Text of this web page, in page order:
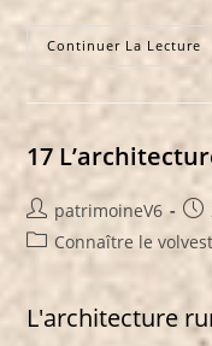
Continuer La Lecture
17
Auteur/autrice
de
publication :
patrimoineV6
PostConnaître le
L'architecture